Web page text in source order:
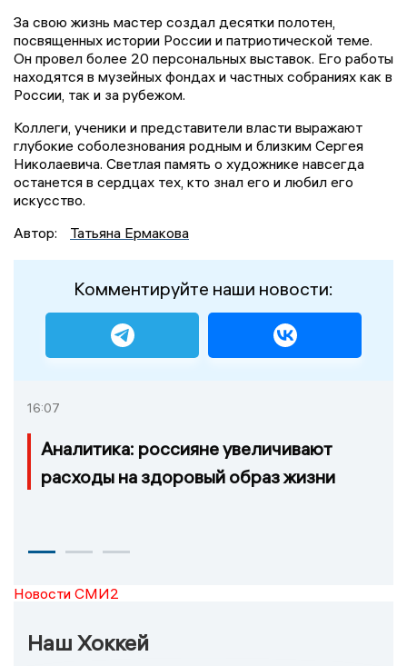
За свою жизнь мастер создал десятки полотен,
посвященных истории России и патриотической теме.
Он провел более 20 персональных выставок. Его работы
находятся в музейных фондах и частных собраниях как в
России, так и за рубежом.
Коллеги, ученики и представители власти выражают
глубокие соболезнования родным и близким Сергея
Николаевича. Светлая память о художнике навсегда
останется в сердцах тех, кто знал его и любил его
искусство.
Автор:
Татьяна Ермакова
Комментируйте наши новости:
16:07
Аналитика: россияне увеличивают
расходы на здоровый образ жизни
Новости СМИ2
Наш Хоккей